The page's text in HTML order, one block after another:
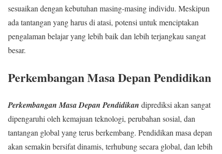
sesuaikan dengan kebutuhan masing-masing individu. Meskipun
ada tantangan yang harus di atasi, potensi untuk menciptakan
pengalaman belajar yang lebih baik dan lebih terjangkau sangat
besar.
Perkembangan Masa Depan Pendidikan
Perkembangan Masa Depan Pendidikan diprediksi akan sangat
dipengaruhi oleh kemajuan teknologi, perubahan sosial, dan
tantangan global yang terus berkembang. Pendidikan masa depan
akan semakin bersifat dinamis, terhubung secara global, dan lebih